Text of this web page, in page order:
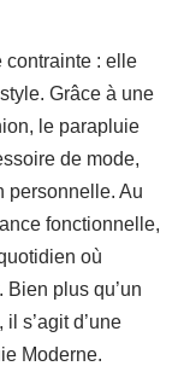
contrainte : elle
Grâce à une
le parapluie
de mode,
personnelle. Au
fonctionnelle,
où
Bien plus qu’un
s’agit d’une
Moderne.